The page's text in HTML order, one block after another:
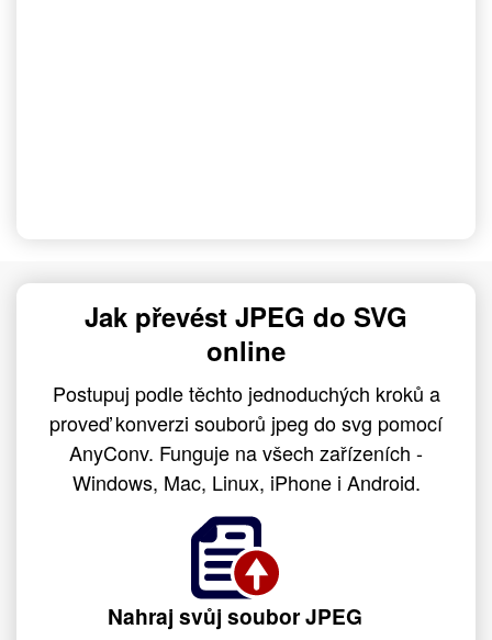
Jak převést JPEG do SVG
online
Postupuj podle těchto jednoduchých kroků a
proveď konverzi souborů jpeg do svg pomocí
AnyConv. Funguje na všech zařízeních -
Windows, Mac, Linux, iPhone i Android.
Nahraj svůj soubor JPEG